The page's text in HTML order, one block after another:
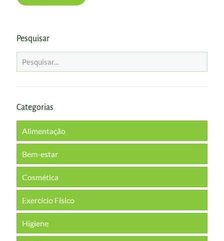
Pesquisar
Categorias
Alimentação
Bem-estar
Cosmética
Exercício Físico
Higiene